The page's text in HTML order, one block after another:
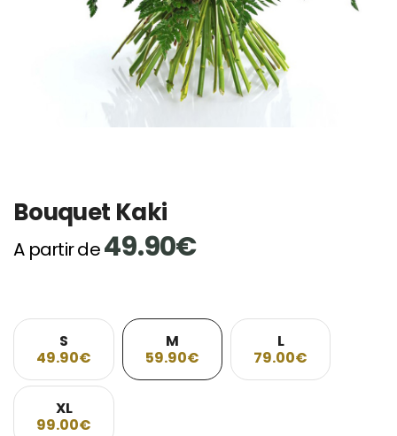
Bouquet Kaki
A partir de49.90€
S
49.90€
M
59.90€
L
79.00€
XL
99.00€